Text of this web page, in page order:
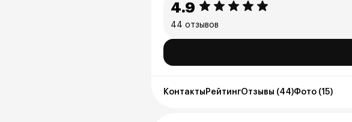
4.9
44 отзывов
Контакты РейтингОтзывы (44)Фото (15)